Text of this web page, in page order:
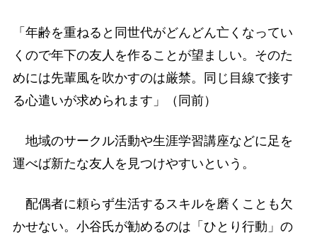
「年齢を重ねると同世代がどんどん亡くなってい
くので年下の友人を作ることが望ましい。そのた
めには先輩風を吹かすのは厳禁。同じ目線で接す
る心遣いが求められます」（同前）
地域のサークル活動や生涯学習講座などに足を
運べば新たな友人を見つけやすいという。
配偶者に頼らず生活するスキルを磨くことも欠
かせない。小谷氏が勧めるのは「ひとり行動」の